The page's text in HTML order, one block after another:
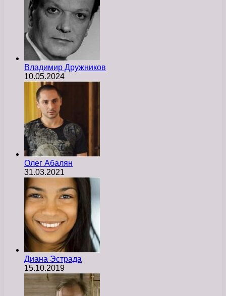
Владимир Дружников
10.05.2024
Олег Абалян
31.03.2021
Диана Эстрада
15.10.2019